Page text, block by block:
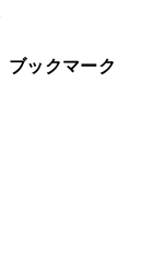
ブックマーク